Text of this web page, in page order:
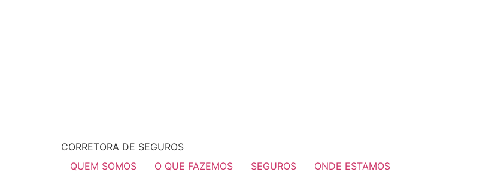
CORRETORA DE SEGUROS
QUEM SOMOS
O QUE FAZEMOS SEGUROS ONDE ESTAMOS